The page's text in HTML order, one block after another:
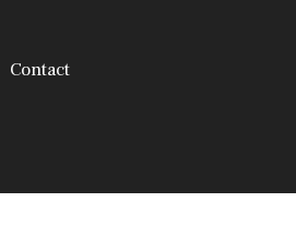
Contact